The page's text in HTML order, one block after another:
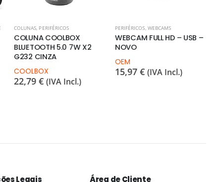
COLUNAS PERIFÉRICOS
COLUNA COOLBOX
BLUETOOTH 5.0 7W X2
G232 CINZA
COOLBOX
22,79 € (IVA Incl.)
PERIFÉRICOS WEBCAMS
WEBCAM FULL HD – USB –
NOVO
OEM
15,97 € (IVA Incl.)
Legais Área de Cliente